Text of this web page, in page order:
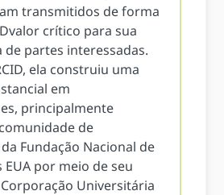
transmitidos de forma
crítico para sua
de partes interessadas.
ela construiu uma
em
principalmente
de
Fundação Nacional de
EUA por meio de seu
Universitária